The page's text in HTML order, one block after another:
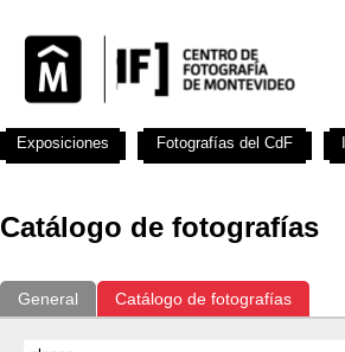
Catálogo de fotografías
General Catálogo de fotografías
Exposiciones Fotografías del CdF